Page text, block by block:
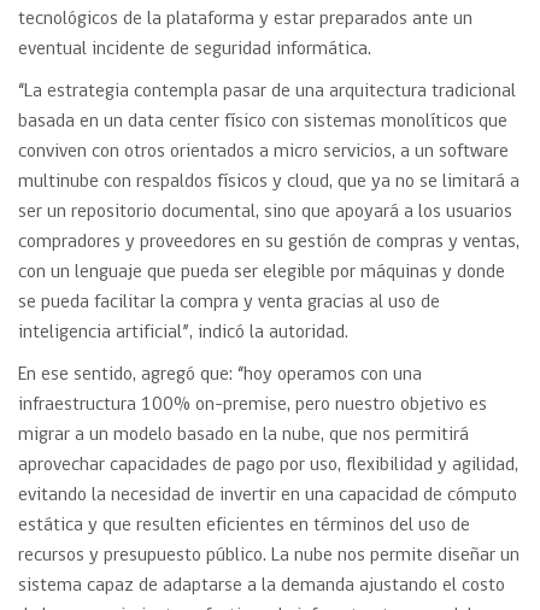
tecnológicos de la plataforma y estar preparados ante un
eventual incidente de seguridad informática.
“La estrategia contempla pasar de una arquitectura tradicional
basada en un data center físico con sistemas monolíticos que
conviven con otros orientados a micro servicios, a un software
multinube con respaldos físicos y cloud, que ya no se limitará a
ser un repositorio documental, sino que apoyará a los usuarios
compradores y proveedores en su gestión de compras y ventas,
con un lenguaje que pueda ser elegible por máquinas y donde
se pueda facilitar la compra y venta gracias al uso de
inteligencia artificial”, indicó la autoridad.
En ese sentido, agregó que: “hoy operamos con una
infraestructura 100% on-premise, pero nuestro objetivo es
migrar a un modelo basado en la nube, que nos permitirá
aprovechar capacidades de pago por uso, flexibilidad y agilidad,
evitando la necesidad de invertir en una capacidad de cómputo
estática y que resulten eficientes en términos del uso de
recursos y presupuesto público. La nube nos permite diseñar un
sistema capaz de adaptarse a la demanda ajustando el costo